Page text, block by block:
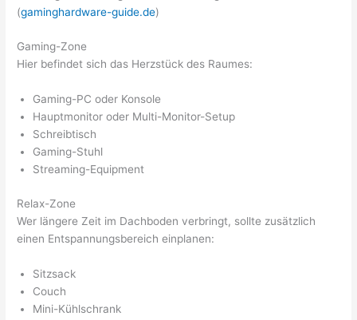
(gaminghardware-guide.de)
Gaming-Zone
Hier befindet sich das Herzstück des Raumes:
Gaming-PC oder Konsole
Hauptmonitor oder Multi-Monitor-Setup
Schreibtisch
Gaming-Stuhl
Streaming-Equipment
Relax-Zone
Wer längere Zeit im Dachboden verbringt, sollte zusätzlich
einen Entspannungsbereich einplanen:
Sitzsack
Couch
Mini-Kühlschrank